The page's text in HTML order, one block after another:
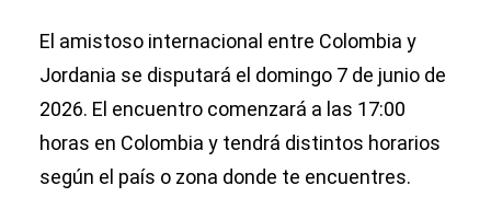
El amistoso internacional entre Colombia y
Jordania se disputará el domingo 7 de junio de
2026. El encuentro comenzará a las 17:00
horas en Colombia y tendrá distintos horarios
según el país o zona donde te encuentres.